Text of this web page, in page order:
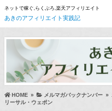
ネットで稼ぐ,らくぶろ,楽天アフィリエイト
あきのアフィリエイト実践記
HOME» メルマガバックナンバー»
リーサル・ウェポン